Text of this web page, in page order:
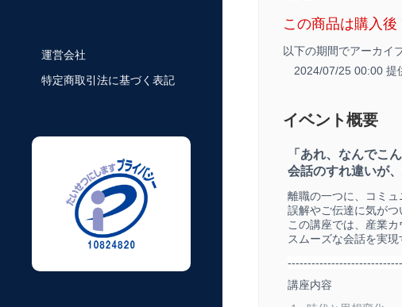
運営会社
特定商取引法に基づく表記
この商品は購入後
以下の期間でアーカイ
2024/07/25 00:00 提
イベント概要
「あれ、なんでこ
会話のすれ違いが
離職の一つに、コミュ
誤解やご伝達に気がつ
この講座では、産業
スムーズな会話を実
講座内容